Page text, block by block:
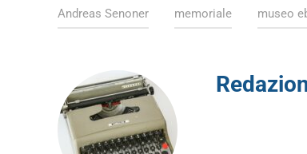
Andreas Senoner memoriale museo